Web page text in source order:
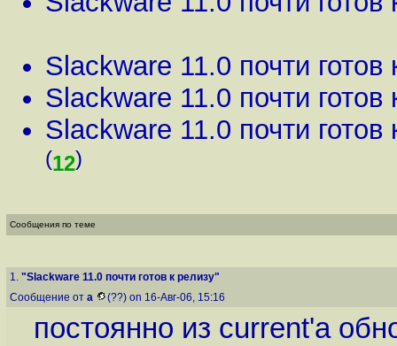
Slackware 11.0 почти готов
Slackware 11.0 почти готов
Slackware 11.0 почти готов
(12)
Сообщения по теме
1. "Slackware 11.0 почти готов к релизу"
Сообщение от a (??) on 16-Авг-06, 15:16
постоянно из current'a